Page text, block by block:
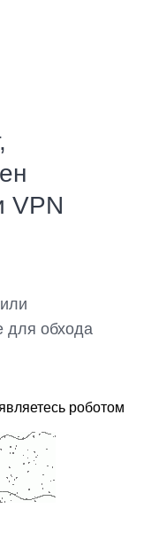
VPN
для обхода
роботом